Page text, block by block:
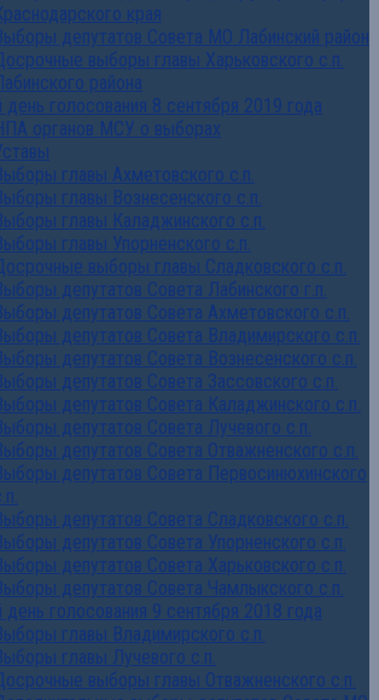
края
депутатов Совета МО Лабинский район
выборы главы Харьковского с.п.
района
день голосования 8 сентября 2019 года
органов МСУ о выборах
главы Ахметовского с.п.
главы Вознесенского с.п.
главы Каладжинского с.п.
главы Упорненского с.п.
выборы главы Сладковского с.п.
депутатов Совета Лабинского г.п.
депутатов Совета Ахметовского с.п.
депутатов Совета Владимирского с.п.
депутатов Совета Вознесенского с.п.
депутатов Совета Зассовского с.п.
депутатов Совета Каладжинского с.п.
депутатов Совета Лучевого с.п.
депутатов Совета Отважненского с.п.
депутатов Совета Первосинюхинского
депутатов Совета Сладковского с.п.
депутатов Совета Упорненского с.п.
депутатов Совета Харьковского с.п.
депутатов Совета Чамлыкского с.п.
день голосования 9 сентября 2018 года
главы Владимирского с.п.
главы Лучевого с.п.
выборы главы Отважненского с.п.